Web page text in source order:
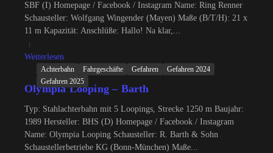
SBF (I) Homepage / Facebook / Instagram Name: Ring Renner
Schausteller: Wolfgang Wingender (Mayen) Maße (B/T/H): 21 x
11 m Kapazität: Anschlüße: Hallo! Na klar,...
Weiterlesen
Achterbahn Fahrgeschäfte Gefahren
Gefahren 2024
Gefahren 2025
Olympia Looping – Barth
Typ: Stahlachterbahn mit 5 Loopings, Strecke 1250 m Baujahr:
1989 Hersteller: BHS (D) Homepage / Facebook / Instagram
Name: Olympia Looping Schausteller: R. Barth & Sohn
Schaustellerbetriebe KG (Bonn-München) Maße...